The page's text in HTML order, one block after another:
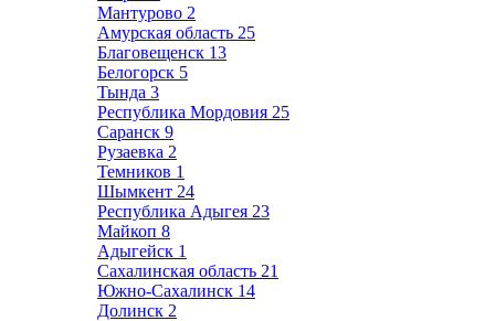
Мантурово 2
Амурская область 25
Благовещенск 13
Белогорск 5
Тында 3
Республика Мордовия 25
Саранск 9
Рузаевка 2
Темников 1
Шымкент 24
Республика Адыгея 23
Майкоп 8
Адыгейск 1
Сахалинская область 21
Южно-Сахалинск 14
Долинск 2